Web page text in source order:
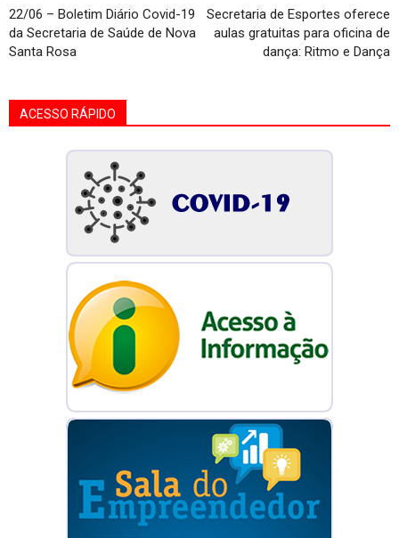
22/06 – Boletim Diário Covid-19
da Secretaria de Saúde de Nova
Santa Rosa
Secretaria de Esportes oferece
aulas gratuitas para oficina de
dança: Ritmo e Dança
ACESSO RÁPIDO